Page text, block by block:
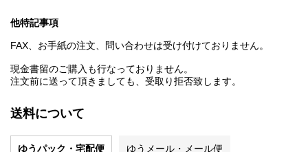
他特記事項
FAX、お手紙の注文、問い合わせは受け付けておりません。
現金書留のご購入も行なっておりません。
注文前に送って頂きましても、受取り拒否致します。
送料について
ゆうパック・宅配便 ゆうメール・メール便